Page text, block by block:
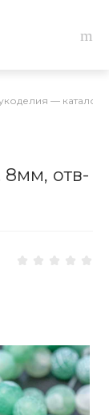
— каталог
8мм, отв-